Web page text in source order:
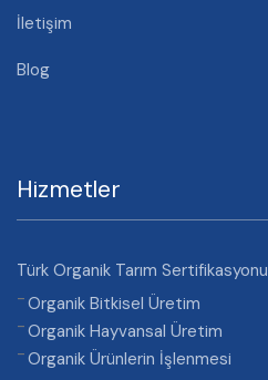
İletişim
Blog
Hizmetler
Türk Organik Tarım Sertifikasyonu
Organik Bitkisel Üretim
Organik Hayvansal Üretim
Organik Ürünlerin İşlenmesi